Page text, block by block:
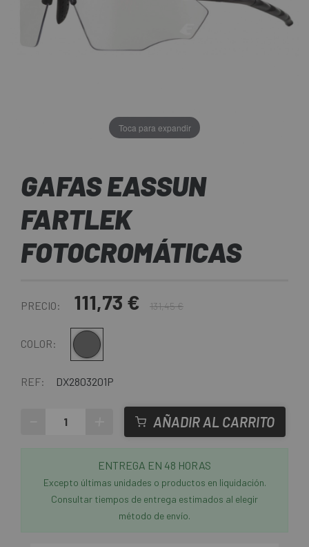
Toca para expandir
GAFAS EASSUN
FARTLEK
FOTOCROMÁTICAS
PRECIO: 111,73 € 131,45 €
COLOR:
REF: DX2803201P
AÑADIR AL CARRITO
ENTREGA EN 48 HORAS
Excepto últimas unidades o productos en liquidación.
Consultar tiempos de entrega estimados al elegir
método de envío.